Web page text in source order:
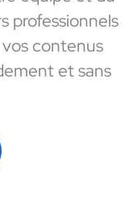
professionnels
contenus
et sans